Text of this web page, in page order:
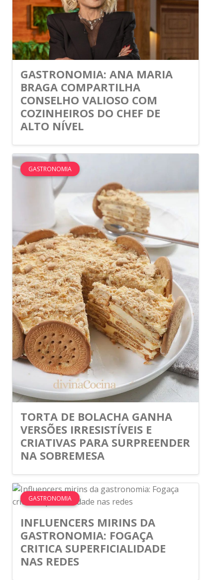
GASTRONOMIA: ANA MARIA
BRAGA COMPARTILHA
CONSELHO VALIOSO COM
COZINHEIROS DO CHEF DE
ALTO NÍVEL
GASTRONOMIA
TORTA DE BOLACHA GANHA
VERSÕES IRRESISTÍVEIS E
CRIATIVAS PARA SURPREENDER
NA SOBREMESA
GASTRONOMIA
INFLUENCERS MIRINS DA
GASTRONOMIA: FOGAÇA
CRITICA SUPERFICIALIDADE
NAS REDES